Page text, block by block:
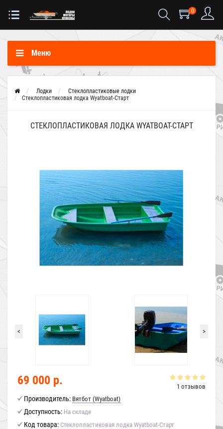
0
Меню
Лодки
Стеклопластиковые лодки
Стеклопластиковая лодка Wyatboat-Старт
СТЕКЛОПЛАСТИКОВАЯ ЛОДКА WYATBOAT-СТАРТ
< >
1 отзывов
69 000 р.
Производитель: Вятбот (Wyatboat)
Доступность: На складе
Код товара: Стеклопластиковая лодка Wyatboat-Старт